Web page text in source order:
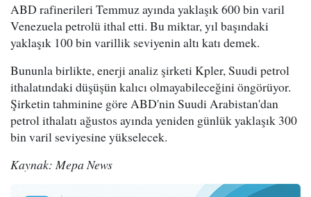
ABD rafinerileri Temmuz ayında yaklaşık 600 bin varil
Venezuela petrolü ithal etti. Bu miktar, yıl başındaki
yaklaşık 100 bin varillik seviyenin altı katı demek.
Bununla birlikte, enerji analiz şirketi Kpler, Suudi petrol
ithalatındaki düşüşün kalıcı olmayabileceğini öngörüyor.
Şirketin tahminine göre ABD'nin Suudi Arabistan'dan
petrol ithalatı ağustos ayında yeniden günlük yaklaşık 300
bin varil seviyesine yükselecek.
Kaynak: Mepa News